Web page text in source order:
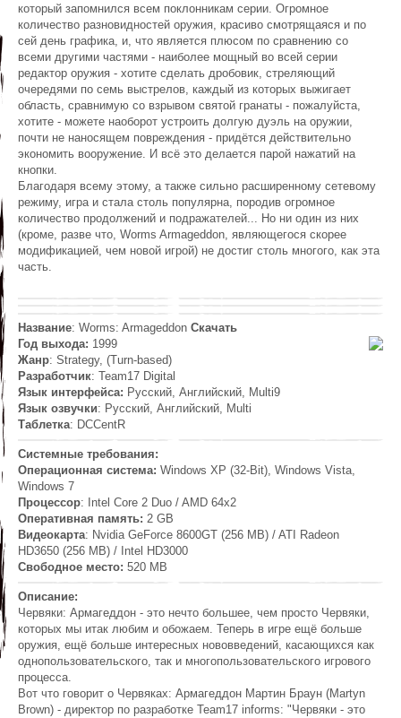
который запомнился всем поклонникам серии. Огромное
количество разновидностей оружия, красиво смотрящаяся и по
сей день графика, и, что является плюсом по сравнению со
всеми другими частями - наиболее мощный во всей серии
редактор оружия - хотите сделать дробовик, стреляющий
очередями по семь выстрелов, каждый из которых выжигает
область, сравнимую со взрывом святой гранаты - пожалуйста,
хотите - можете наоборот устроить долгую дуэль на оружии,
почти не наносящем повреждения - придётся действительно
экономить вооружение. И всё это делается парой нажатий на
кнопки.
Благодаря всему этому, а также сильно расширенному сетевому
режиму, игра и стала столь популярна, породив огромное
количество продолжений и подражателей... Но ни один из них
(кроме, разве что, Worms Armageddon, являющегося скорее
модификацией, чем новой игрой) не достиг столь многого, как эта
часть.
Название: Worms: Armageddon Скачать
Год выхода: 1999
Жанр: Strategy, (Turn-based)
Разработчик: Team17 Digital
Язык интерфейса: Русский, Английский, Multi9
Язык озвучки: Русский, Английский, Multi
Таблетка: DCCentR
Системные требования:
Операционная система: Windows XP (32-Bit), Windows Vista,
Windows 7
Процессор: Intel Core 2 Duo / AMD 64x2
Оперативная память: 2 GB
Видеокарта: Nvidia GeForce 8600GT (256 MB) / ATI Radeon
HD3650 (256 MB) / Intel HD3000
Свободное место: 520 MB
Описание:
Червяки: Армагеддон - это нечто большее, чем просто Червяки,
которых мы итак любим и обожаем. Теперь в игре ещё больше
оружия, ещё больше интересных нововведений, касающихся как
однопользовательского, так и многопользовательского игрового
процесса.
Вот что говорит о Червяках: Армагеддон Мартин Браун (Martyn
Brown) - директор по разработке Team17 informs: "Червяки - это